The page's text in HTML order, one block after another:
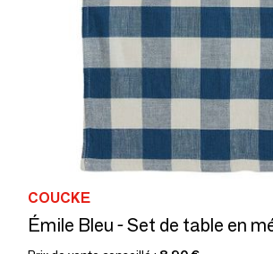
COUCKE
Émile Bleu - Set de table en